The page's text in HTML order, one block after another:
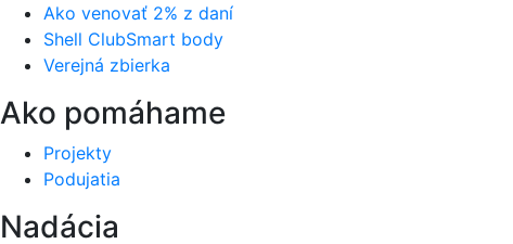
Ako venovať 2% z daní
Shell ClubSmart body
Verejná zbierka
Ako pomáhame
Projekty
Podujatia
Nadácia